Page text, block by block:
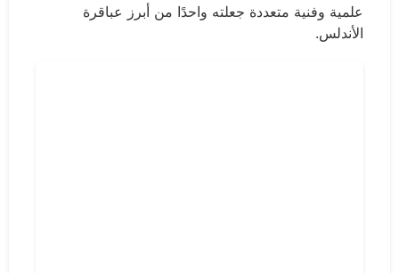
علمية وفنية متعددة جعلته واحدًا من أبرز عباقرة
الأندلس.